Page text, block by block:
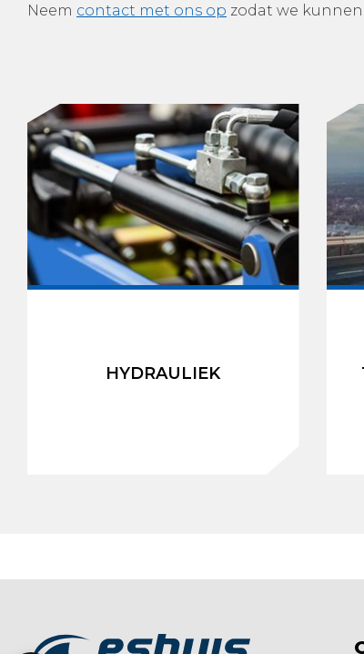
Neem contact met ons op zodat we
HYDRAULIEK